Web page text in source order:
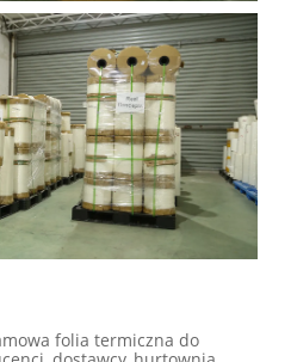
folia termiczna do